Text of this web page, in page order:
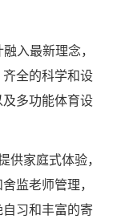
入最新理念，
全的科学和设
多功能体育设
供家庭式体验，
监老师管理，
习和丰富的寄